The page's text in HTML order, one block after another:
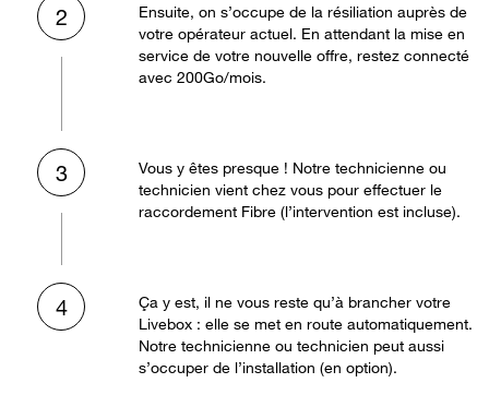
2
Ensuite, on s’occupe de la résiliation auprès de
votre opérateur actuel. En attendant la mise en
service de votre nouvelle offre, restez connecté
avec 200Go/mois.
3
Vous y êtes presque ! Notre technicienne ou
technicien vient chez vous pour effectuer le
raccordement Fibre (l’intervention est incluse).
4
Ça y est, il ne vous reste qu’à brancher votre
Livebox : elle se met en route automatiquement.
Notre technicienne ou technicien peut aussi
s’occuper de l’installation (en option).